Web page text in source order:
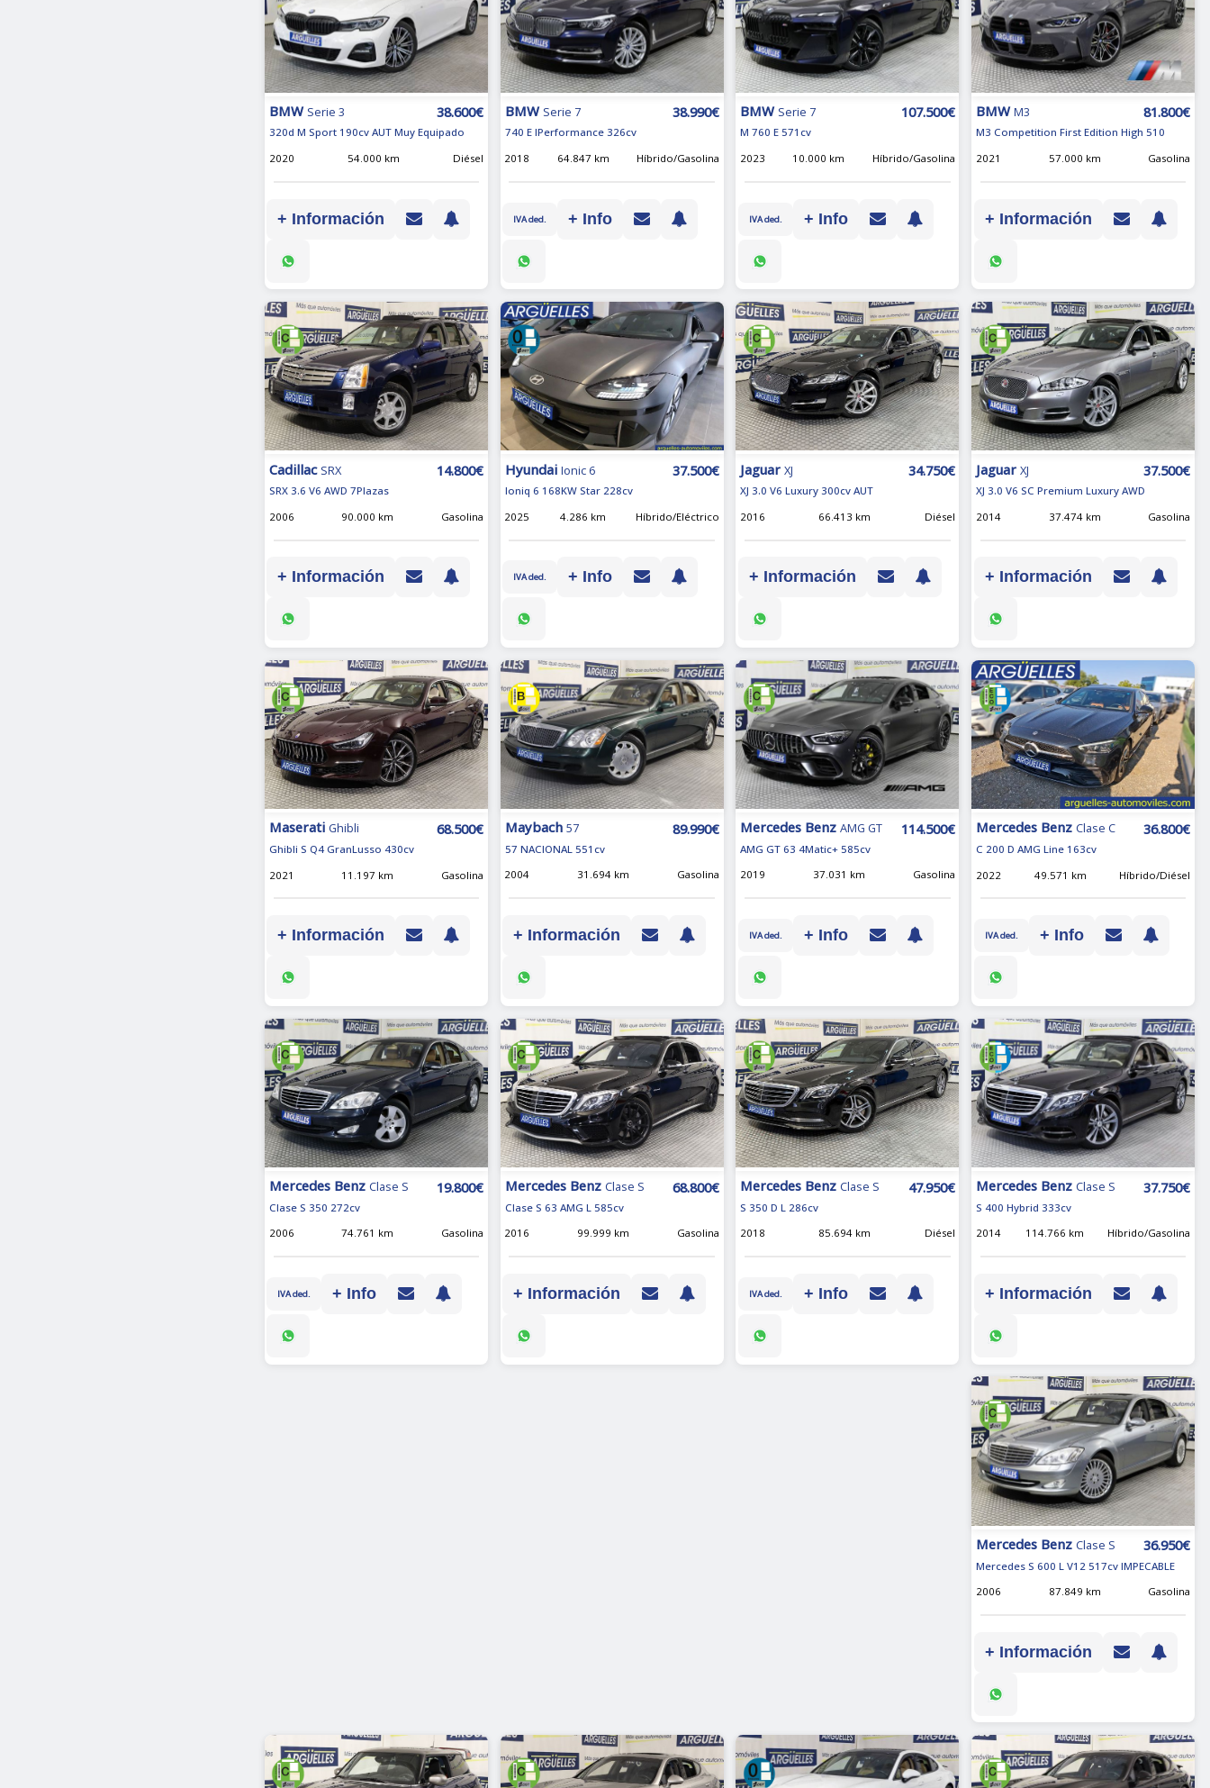
BMW Serie 3 38.600€
320d M Sport 190cv AUT Muy Equipado
2020
54.000 km Diésel
+ Información
BMW Serie 7 38.990€
740 E IPerformance 326cv
2018
64.847 km Híbrido/Gasolina
IVA ded. + Info
BMW Serie 7 107.500€
M 760 E 571cv
2023
10.000 km Híbrido/Gasolina
IVA ded. + Info
BMW M3 81.800€
M3 Competition First Edition High 510
2021
57.000 km Gasolina
+ Información
Cadillac SRX 14.800€
SRX 3.6 V6 AWD 7Plazas
2006
90.000 km Gasolina
+ Información
Hyundai Ionic 6 37.500€
Ioniq 6 168KW Star 228cv
2025
4.286 km Híbrido/Eléctrico
IVA ded. + Info
Jaguar XJ 34.750€
XJ 3.0 V6 Luxury 300cv AUT
2016
66.413 km Diésel
+ Información
Jaguar XJ 37.500€
XJ 3.0 V6 SC Premium Luxury AWD
2014
37.474 km Gasolina
+ Información
Maserati Ghibli 68.500€
Ghibli S Q4 GranLusso 430cv
2021
11.197 km Gasolina
+ Información
Maybach 57 89.990€
57 NACIONAL 551cv
2004
31.694 km Gasolina
+ Información
Mercedes Benz AMG GT 114.500€
AMG GT 63 4Matic+ 585cv
2019
37.031 km Gasolina
IVA ded. + Info
Mercedes Benz Clase C 36.800€
C 200 D AMG Line 163cv
2022
49.571 km Híbrido/Diésel
IVA ded. + Info
Mercedes Benz Clase S 19.800€
Clase S 350 272cv
2006
74.761 km Gasolina
IVA ded. + Info
Mercedes Benz Clase S 68.800€
Clase S 63 AMG L 585cv
2016
99.999 km Gasolina
+ Información
Mercedes Benz Clase S 47.950€
S 350 D L 286cv
2018
85.694 km Diésel
IVA ded. + Info
Mercedes Benz Clase S 37.750€
S 400 Hybrid 333cv
2014
114.766 km Híbrido/Gasolina
+ Información
Mercedes Benz Clase S 36.950€
Mercedes S 600 L V12 517cv IMPECABLE
2006
87.849 km Gasolina
+ Información